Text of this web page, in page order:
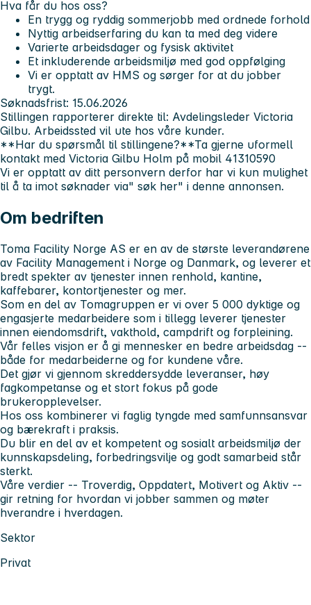
Hva får du hos oss?
En trygg og ryddig sommerjobb med ordnede forhold
Nyttig arbeidserfaring du kan ta med deg videre
Varierte arbeidsdager og fysisk aktivitet
Et inkluderende arbeidsmiljø med god oppfølging
Vi er opptatt av HMS og sørger for at du jobber
trygt.
Søknadsfrist: 15.06.2026
Stillingen rapporterer direkte til: Avdelingsleder Victoria
Gilbu. Arbeidssted vil ute hos våre kunder.
**Har du spørsmål til stillingene?**Ta gjerne uformell
kontakt med Victoria Gilbu Holm på mobil 41310590
Vi er opptatt av ditt personvern derfor har vi kun mulighet
til å ta imot søknader via" søk her" i denne annonsen.
Om bedriften
Toma Facility Norge AS er en av de største leverandørene
av Facility Management i Norge og Danmark, og leverer et
bredt spekter av tjenester innen renhold, kantine,
kaffebarer, kontortjenester og mer.
Som en del av Tomagruppen er vi over 5 000 dyktige og
engasjerte medarbeidere som i tillegg leverer tjenester
innen eiendomsdrift, vakthold, campdrift og forpleining.
Vår felles visjon er å gi mennesker en bedre arbeidsdag --
både for medarbeiderne og for kundene våre.
Det gjør vi gjennom skreddersydde leveranser, høy
fagkompetanse og et stort fokus på gode
brukeropplevelser.
Hos oss kombinerer vi faglig tyngde med samfunnsansvar
og bærekraft i praksis.
Du blir en del av et kompetent og sosialt arbeidsmiljø der
kunnskapsdeling, forbedringsvilje og godt samarbeid står
sterkt.
Våre verdier -- Troverdig, Oppdatert, Motivert og Aktiv --
gir retning for hvordan vi jobber sammen og møter
hverandre i hverdagen.
Sektor
Privat